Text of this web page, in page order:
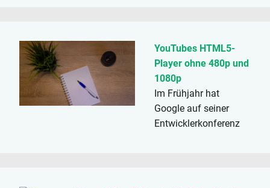
YouTubes HTML5-
Player ohne 480p und
1080p
Im Frühjahr hat
Google auf seiner
Entwicklerkonferenz